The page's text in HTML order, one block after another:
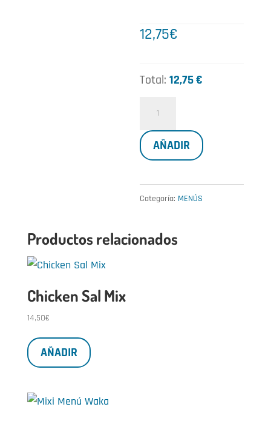
12,75€
Total:12,75 €
Salu
cantidad
AÑADIR
Categoría: MENÚS
Productos relacionados
Chicken Sal Mix
14,50€
AÑADIR